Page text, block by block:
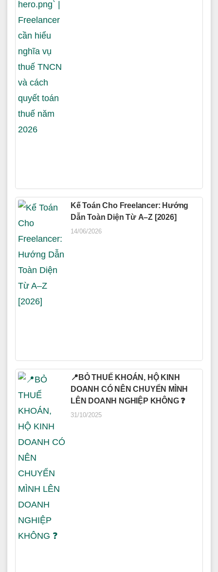
Kế Toán Cho Freelancer: Hướng
Dẫn Toàn Diện Từ A–Z [2026]
14/06/2026
📍BỎ THUẾ KHOÁN, HỘ KINH
DOANH CÓ NÊN CHUYỂN MÌNH
LÊN DOANH NGHIỆP KHÔNG ❓
31/10/2025